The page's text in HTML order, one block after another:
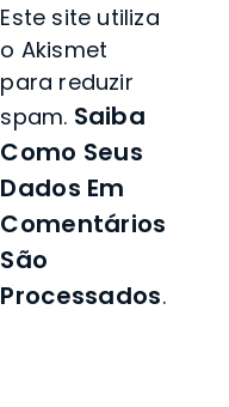
Este site utiliza
o Akismet
para reduzir
spam. Saiba
Como Seus
Dados Em
Comentários
São
Processados.